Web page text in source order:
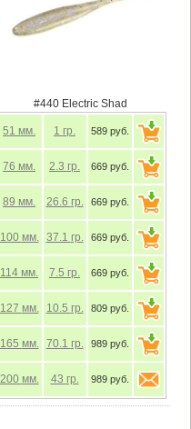
#440 Electric Shad
51 мм. 1 гр. 589 руб.
76 мм. 2.3 гр. 669 руб.
89 мм. 26.6 гр. 669 руб.
100 мм. 37.1 гр. 669 руб.
114 мм. 7.5 гр. 669 руб.
127 мм. 10.5 гр. 809 руб.
165 мм. 70.1 гр. 989 руб.
200 мм. 43 гр. 989 руб.